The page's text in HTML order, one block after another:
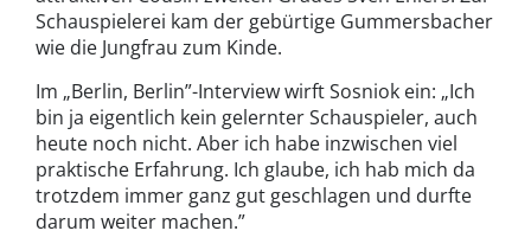
Schauspielerei kam der gebürtige Gummersbacher
wie die Jungfrau zum Kinde.
Im „Berlin, Berlin”-Interview wirft Sosniok ein: „Ich
bin ja eigentlich kein gelernter Schauspieler, auch
heute noch nicht. Aber ich habe inzwischen viel
praktische Erfahrung. Ich glaube, ich hab mich da
trotzdem immer ganz gut geschlagen und durfte
darum weiter machen.”